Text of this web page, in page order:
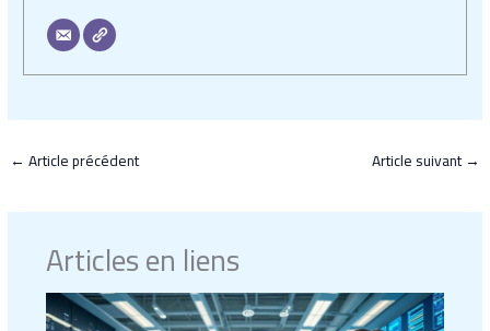
←Article précédent Article suivant→
Articles en liens